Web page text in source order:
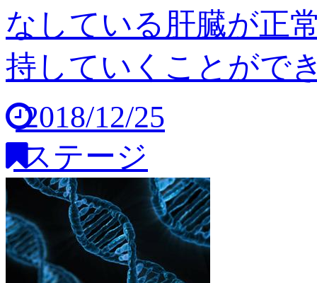
なしている肝臓が正
持していくことがで
2018/12/25
ステージ